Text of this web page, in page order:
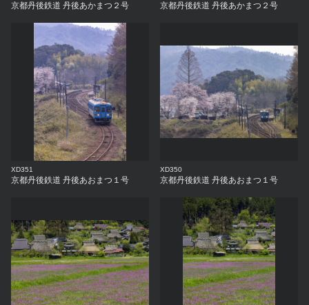
京都丹後鉄道 丹後あかまつ２号 京都丹後鉄道 丹後あかまつ２号
XD351
京都丹後鉄道 丹後あおまつ１号
XD350
京都丹後鉄道 丹後あおまつ１号